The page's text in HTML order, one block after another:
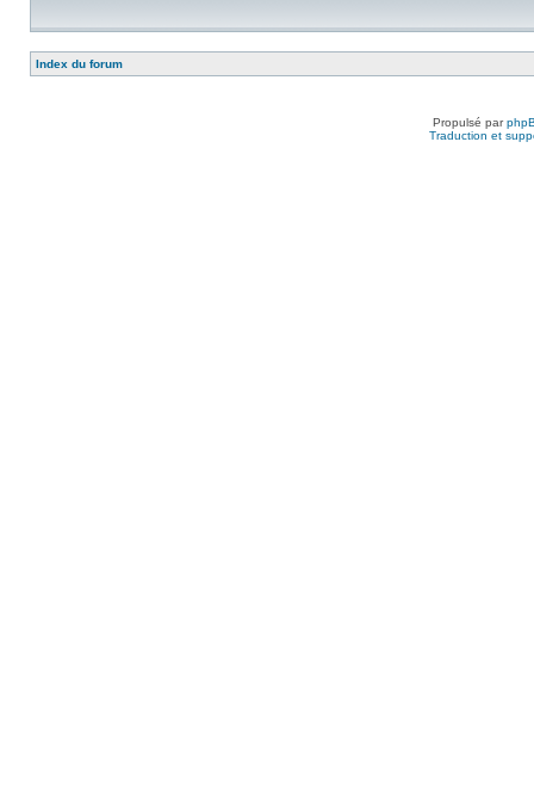
Index du forum
Propulsé par
Traduction et